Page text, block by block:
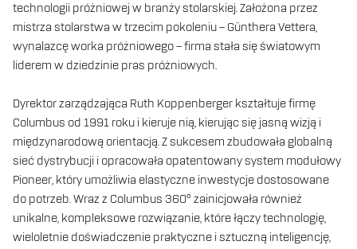
technologii próżniowej w branży stolarskiej. Założona przez
mistrza stolarstwa w trzecim pokoleniu – Günthera Vettera,
wynalazcę worka próżniowego – firma stała się światowym
liderem w dziedzinie pras próżniowych.
Dyrektor zarządzająca Ruth Koppenberger kształtuje firmę
Columbus od 1991 roku i kieruje nią, kierując się jasną wizją i
międzynarodową orientacją. Z sukcesem zbudowała globalną
sieć dystrybucji i opracowała opatentowany system modułowy
Pioneer, który umożliwia elastyczne inwestycje dostosowane
do potrzeb. Wraz z Columbus 360° zainicjowała również
unikalne, kompleksowe rozwiązanie, które łączy technologię,
wieloletnie doświadczenie praktyczne i sztuczną inteligencję,